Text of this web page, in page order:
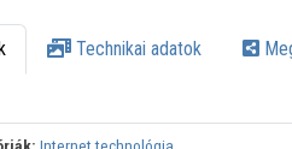
Technikai adatok